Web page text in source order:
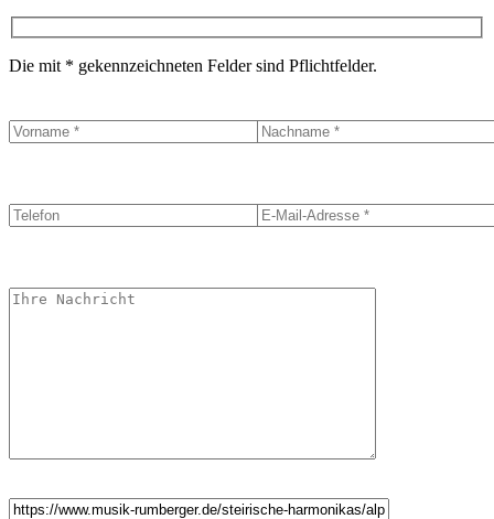
Die mit * gekennzeichneten Felder sind Pflichtfelder.